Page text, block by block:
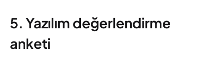
5. Yazılım değerlendirme
anketi